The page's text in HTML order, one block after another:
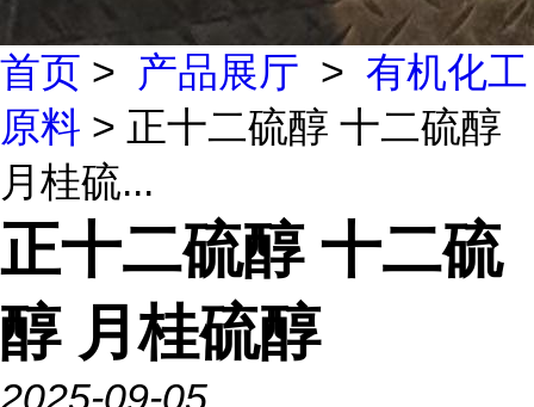
首页 > 产品展厅 > 有机化工
原料 > 正十二硫醇 十二硫醇
月桂硫...
正十二硫醇 十二硫
醇 月桂硫醇
2025-09-05